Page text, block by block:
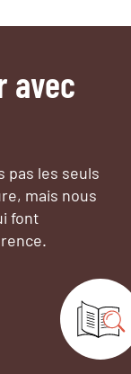
avec
pas les seuls
mais nous
font